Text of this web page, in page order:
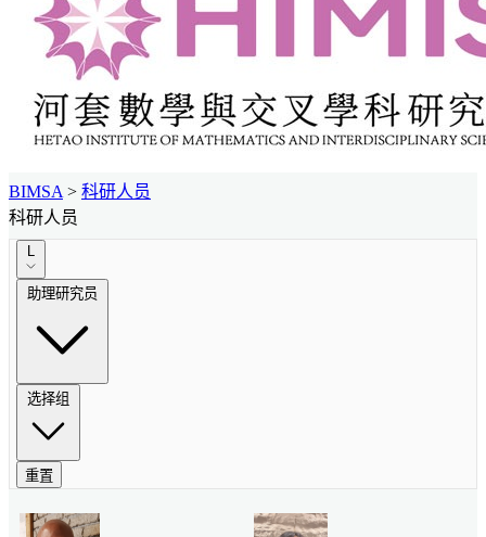
BIMSA > 科研人员
科研人员
L
助理研究员
选择组
重置